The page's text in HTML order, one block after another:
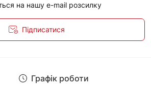
на нашу e-mail розсилку
Підписатися
Графік роботи